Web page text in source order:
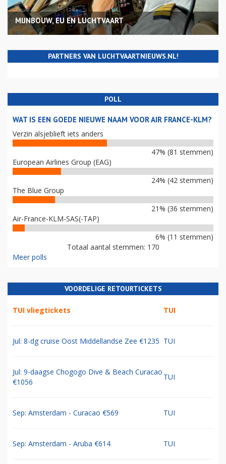
MIJNBOUW, EU EN LUCHTVAART
PARTNERS VAN LUCHTVAARTNIEUWS.NL!
POLL
WAT IS EEN GOEDE NIEUWE NAAM VOOR AIR FRANCE-KLM?
Verzin alsjeblieft iets anders
47% (81 stemmen)
European Airlines Group (EAG)
24% (42 stemmen)
The Blue Group
21% (36 stemmen)
Air-France-KLM-SAS(-TAP)
6% (11 stemmen)
Totaal aantal stemmen: 170
Meer polls
VOORDELIGE RETOURTICKETS
TUI vliegtickets TUI
Jul: 8-dg cruise Oost Middellandse Zee €1235 TUI
Jul: 9-daagse Chogogo Dive & Beach Curacao
€1056
TUI
Sep: Amsterdam - Curacao €569 TUI
Sep: Amsterdam - Aruba €614 TUI